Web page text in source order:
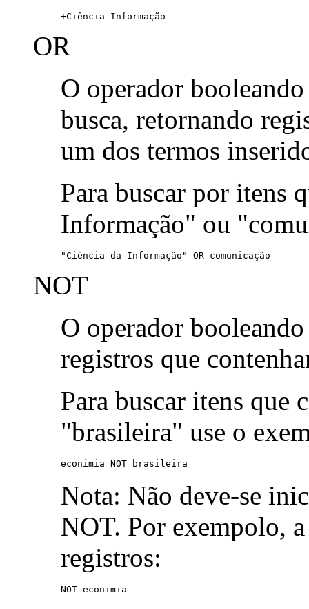
+Ciência Informação
OR
O operador
busca, retornando
um dos termos
Para buscar por itens
Informação" ou
"Ciência da Informação" OR comunicação
NOT
O operador
registros que
Para buscar itens que
"brasileira" use o
econimia NOT brasileira
Nota: Não deve-se
NOT. Por exempolo,
registros:
NOT econimia